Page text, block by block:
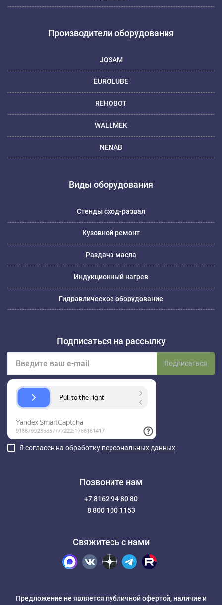
Производители оборудования
JOSAM
EUROLUBE
REHOBOT
WALLMEK
NENAB
Виды оборудования
Стенды сход-развал
Кузовной ремонт
Раздача масла
Индукционный нагрев
Гидравлическое оборудование
Подписаться на рассылку
Подписаться
Я согласен на обработку персональных данных
Позвоните нам
+7 8162 94 80 80
8 800 100 1153
Свяжитесь с нами
Предложение не является публичной офертой, наличие и